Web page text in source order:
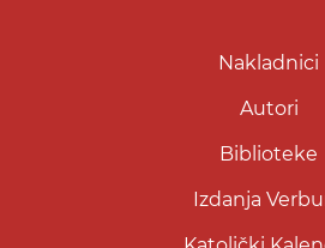
Nakladnici
Autori
Biblioteke
Izdanja